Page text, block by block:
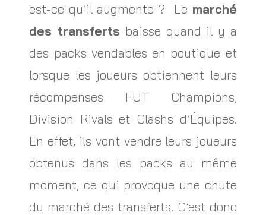
est-ce qu’il augmente ? Le marché
des transferts baisse quand il y a
des packs vendables en boutique et
lorsque les joueurs obtiennent leurs
récompenses FUT Champions,
Division Rivals et Clashs d’Équipes.
En effet, ils vont vendre leurs joueurs
obtenus dans les packs au même
moment, ce qui provoque une chute
du marché des transferts. C’est donc